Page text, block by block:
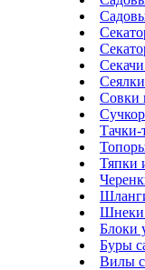
Сеялки
Совки
Тачки-
Тяпки
Шнеки
Блоки
Буры
Вилы